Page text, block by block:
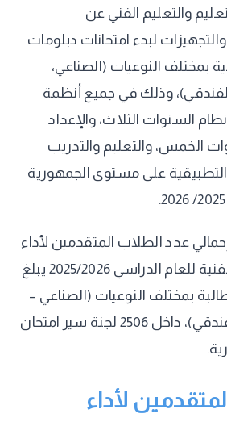
والتعليم الفني عن
لبدء امتحانات دبلومات
بمختلف النوعيات (الصناعي،
والفندقي)، وذلك في جميع أنظمة
السنوات الثلاث، والإعداد
الخمس، والتعليم والتدريب
التطبيقية على مستوى الجمهورية
عدد الطلاب المتقدمين لأداء
امتحانات الدبلومات الفنية للعام الدراسي 2025/2026 يبلغ
وطالبة بمختلف النوعيات (الصناعي –
الزراعي – التجاري – الفندقي)، داخل 2506 لجنة سير امتحان
لأداء